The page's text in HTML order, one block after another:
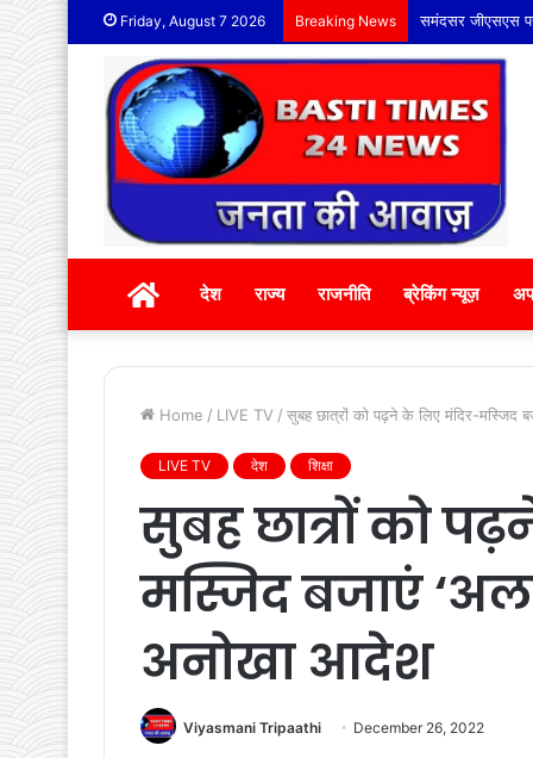
Friday, August 7 2026 Breaking News समंदसर जीएसएस पर
होम देश राज्य राजनीति ब्रेकिंग न्यूज़
Home / LIVE TV / सुबह छात्रों को पढ़ने के लिए मंदिर-मस्जिद
LIVE TV देश शिक्षा
सुबह छात्रों को
मस्जिद बजाएं
अनोखा आदेश
Viyasmani Tripaathi December 26, 2022